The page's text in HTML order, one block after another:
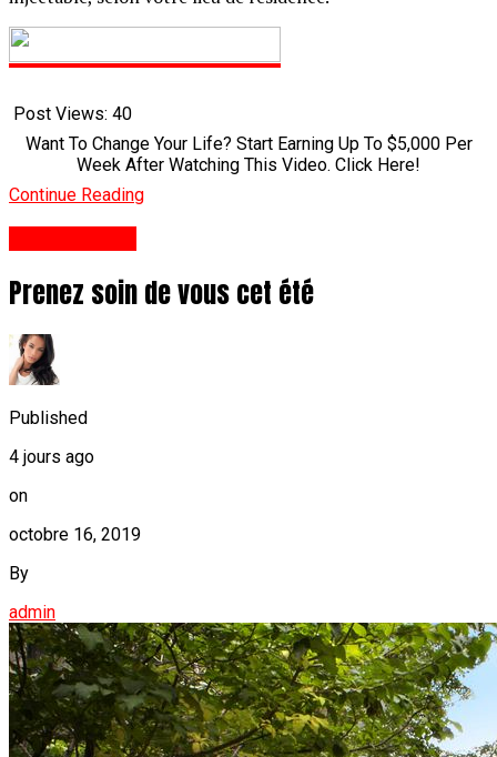
Post Views: 40
Want To Change Your Life? Start Earning Up To $5,000 Per
Week After Watching This Video. Click Here!
Continue Reading
Prenez soin de vous cet été
Published
4 jours ago
on
octobre 16, 2019
By
admin